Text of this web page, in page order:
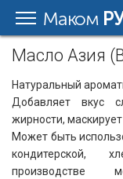
Маком
Масло Азия
Натуральный
Добавляет вкус
жирности,
Может быть
кондитерской,